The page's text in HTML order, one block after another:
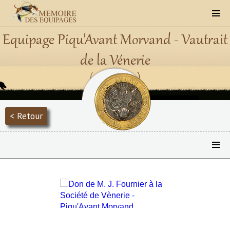
Equipage Piqu'Avant Morvand - Vautrait
de la Vénerie
(1850 - 1870)
< Retour